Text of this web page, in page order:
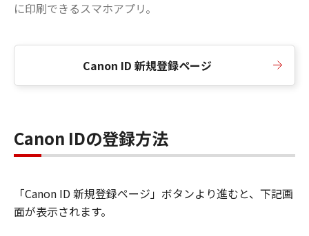
に印刷できるスマホアプリ。
Canon ID 新規登録ページ
Canon IDの登録方法
「Canon ID 新規登録ページ」ボタンより進むと、下記画
面が表示されます。